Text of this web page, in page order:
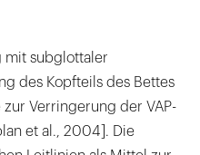
mit subglottaler
des Kopfteils des Bettes
Verringerung der VAP-
et al., 2004]. Die